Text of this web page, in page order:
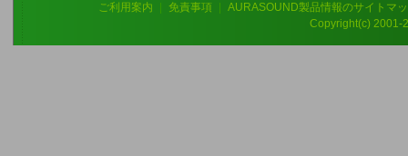
ご利用案内 免責事項
AURASOUND製品情報のサイトマ
Copyright(c) 2001-